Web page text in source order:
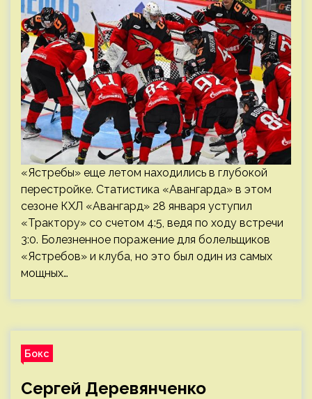
«Ястребы» еще летом находились в глубокой
перестройке. Статистика «Авангарда» в этом
сезоне КХЛ «Авангард» 28 января уступил
«Трактору» со счетом 4:5, ведя по ходу встречи
3:0. Болезненное поражение для болельщиков
«Ястребов» и клуба, но это был один из самых
мощных…
Бокс
Сергей Деревянченко